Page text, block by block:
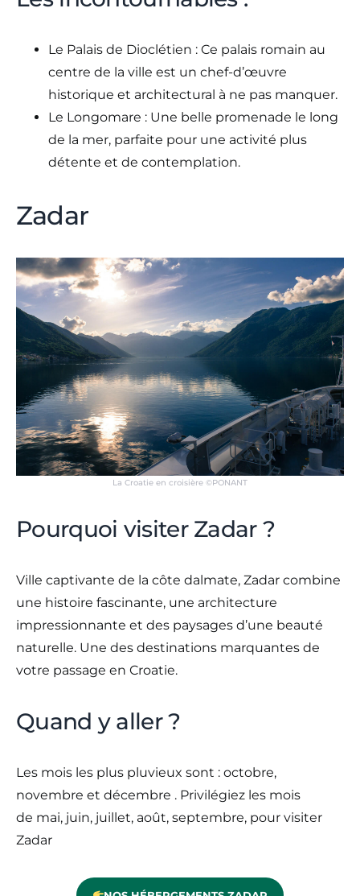
Le Palais de Dioclétien : Ce palais romain au
centre de la ville est un chef-d’œuvre
historique et architectural à ne pas manquer.
Le Longomare : Une belle promenade le long
de la mer, parfaite pour une activité plus
détente et de contemplation.
Zadar
La Croatie en croisière ©PONANT
Pourquoi visiter Zadar ?
Ville captivante de la côte dalmate, Zadar combine
une histoire fascinante, une architecture
impressionnante et des paysages d’une beauté
naturelle. Une des destinations marquantes de
votre passage en Croatie.
Quand y aller ?
Les mois les plus pluvieux sont : octobre,
novembre et décembre . Privilégiez les mois
de mai, juin, juillet, août, septembre, pour visiter
Zadar